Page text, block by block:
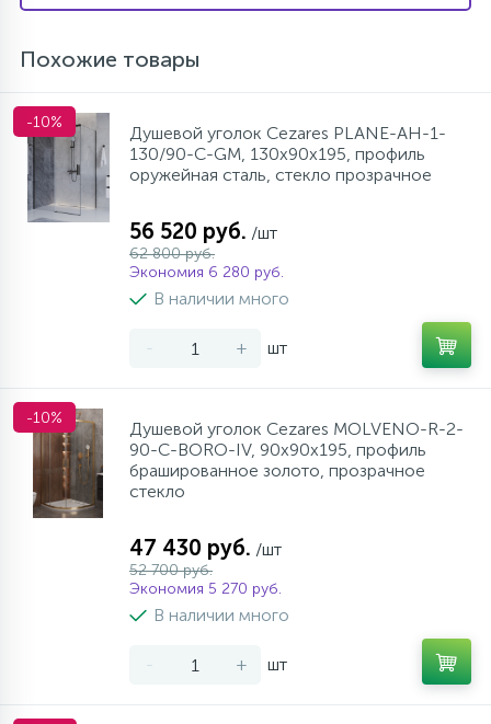
Похожие товары
-10%
Душевой уголок Cezares PLANE-AH-1-
130/90-C-GM, 130х90х195, профиль
оружейная сталь, стекло прозрачное
56 520 руб. /шт
62 800 руб.
Экономия 6 280 руб.
В наличии много
- + шт
-10%
Душевой уголок Cezares MOLVENO-R-2-
90-C-BORO-IV, 90х90х195, профиль
брашированное золото, прозрачное
стекло
47 430 руб. /шт
52 700 руб.
Экономия 5 270 руб.
В наличии много
- + шт